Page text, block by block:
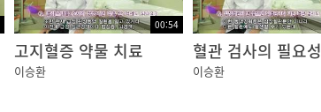
00:54
고지혈증 약물 치료
이승환
혈관 검사의 필요성
이승환